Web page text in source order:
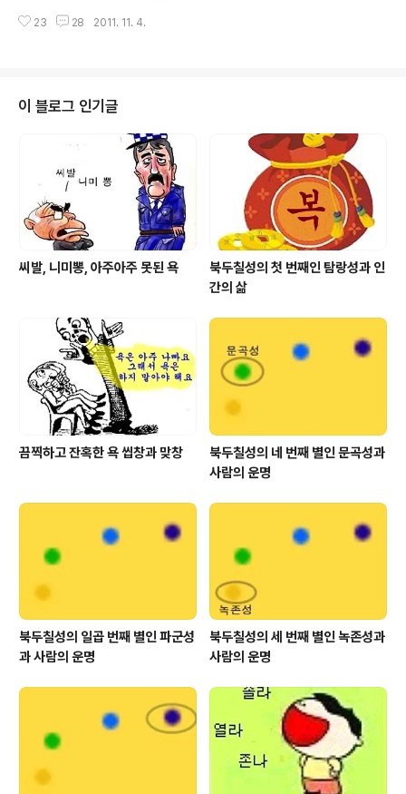
예시 꿈이 되는 것이지요. 그렇기 때문에 꿈에대해 생각이
람이 다짜고짜 어머니의 손을 잡아끌면서 어딘가 가자고
불안해졌습니다. 그 꿈속의 사람은 남자인지 여자인지도
모르겠고, 늙은 사람인지 젊은 사람인지도 모르겠다고 하
였습니다. 보나마나 흉몽을 예시한 것으로 저는 판단했습
니다. 꿈에서 좋은 일로 어딘가 가는 것이라면 즐겁게 따라
나서게 되는데 매우 무섭고 싫었다면 역시 위험한 경우에
해당이 됩니다. 저는 그 이야기를 들은후에 한참..
23 28 2011. 11. 4.
이 블로그 인기글
씨발, 니미뽕, 아주아주 못된 욕
북두칠성의 첫 번째인 탐랑성과 인
간의 삶
끔찍하고 잔혹한 욕 씹창과 맞창
북두칠성의 네 번째 별인 문곡성과
사람의 운명
북두칠성의 일곱 번째 별인 파군성
과 사람의 운명
북두칠성의 세 번째 별인 녹존성과
사람의 운명